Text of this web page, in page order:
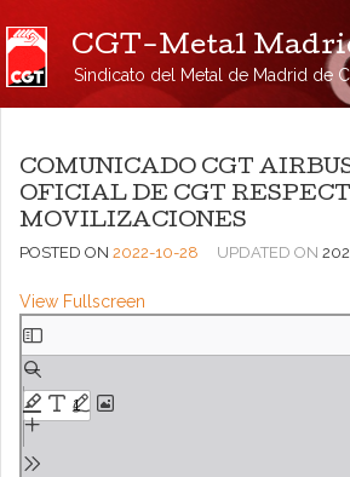
CGT-Metal
Sindicato del Metal de Madrid de
COMUNICADO CGT
OFICIAL DE CGT
MOVILIZACIONES
POSTED ON 2022-10-28 UPDATED ON
View Fullscreen
Saltar
al
contenido
del
PDF